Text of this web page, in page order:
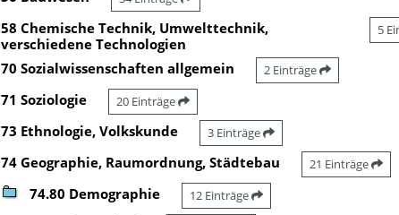
58 Chemische Technik, Umwelttechnik,
verschiedene Technologien
5
70 Sozialwissenschaften allgemein 2 Einträge
71 Soziologie 20 Einträge
73 Ethnologie, Volkskunde 3 Einträge
74 Geographie, Raumordnung, Städtebau 21 Einträge
74.80 Demographie 12 Einträge